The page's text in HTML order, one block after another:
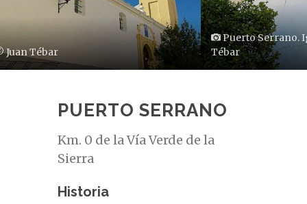
Puerto Serrano. Iglesia de Sta. María Magdalena © Juan
Tébar
PUERTO SERRANO
Km. 0 de la Vía Verde de la
Sierra
Historia